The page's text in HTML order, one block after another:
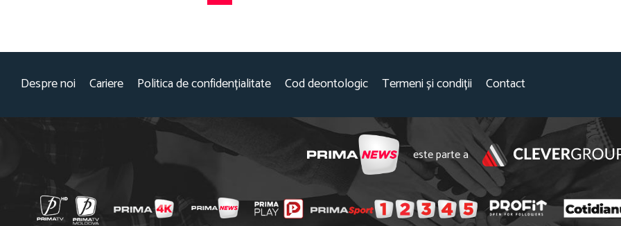
Despre noi Cariere Politica de confidențialitate Cod deontologic Termeni și condiții Contact
este parte a